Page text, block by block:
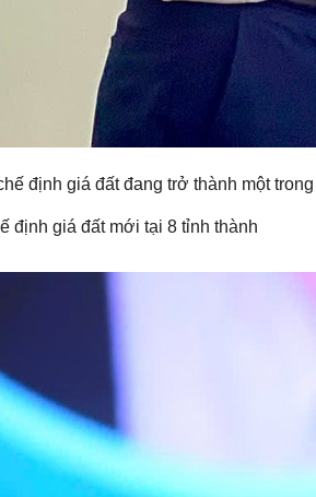
định giá đất đang trở thành một
định giá đất mới tại 8 tỉnh thành